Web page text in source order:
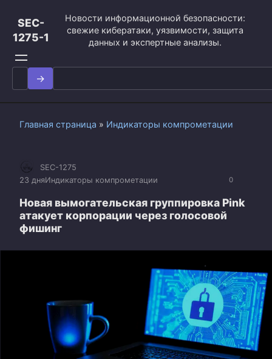
контенту
SEC-
1275-1
Новости информационной безопасности:
свежие кибератаки, уязвимости, защита
данных и экспертные анализы.
Search
for:
Главная страница » Индикаторы компрометации
0
SEC-1275
23 дняИндикаторы компрометации
Новая вымогательская группировка Pink
атакует корпорации через голосовой
фишинг